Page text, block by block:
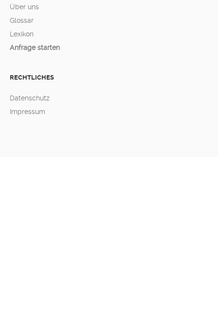
Über uns
Glossar
Lexikon
Anfrage starten
RECHTLICHES
Datenschutz
Impressum